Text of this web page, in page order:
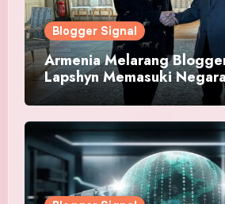
Blogger Signal
Armenia Melarang
Lapshyn Memasuki Negara